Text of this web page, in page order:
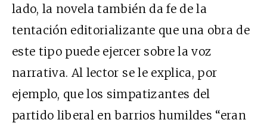
lado, la novela también da fe de la
tentación editorializante que una obra de
este tipo puede ejercer sobre la voz
narrativa. Al lector se le explica, por
ejemplo, que los simpatizantes del
partido liberal en barrios humildes “eran